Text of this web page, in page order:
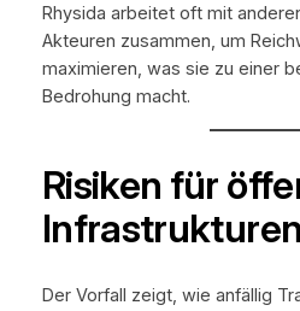
Rhysida arbeitet oft mit
Akteuren zusammen, um
maximieren, was sie zu einer
Bedrohung macht.
Risiken für
Infrastrukturen
Der Vorfall zeigt, wie anfällig